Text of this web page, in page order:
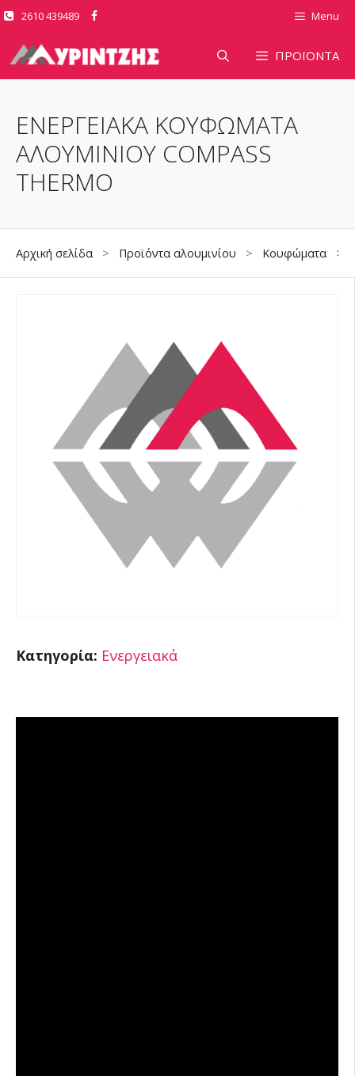
Μετάβαση
περιεχόμενο
2610 439489 Menu
ΠΡΟΪΟΝΤΑ
ΕΝΕΡΓΕΙΑΚΑ ΚΟΥΦΩΜΑΤΑ
ΑΛΟΥΜΙΝΙΟΥ COMPASS
THERMO
Αρχική σελίδα > Προϊόντα αλουμινίου > Κουφώματα >
Κατηγορία: Ενεργειακά